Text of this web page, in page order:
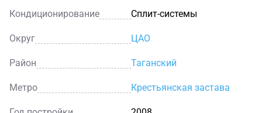
Кондиционирование Сплит-системы
Округ ЦАО
Район Таганский
Метро Крестьянская застава